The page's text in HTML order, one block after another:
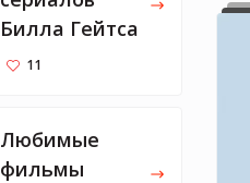
Билла Гейтса
11
Любимые
фильмы